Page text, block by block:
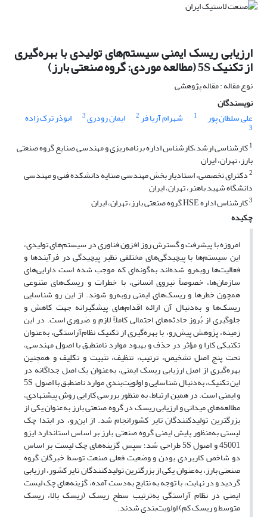
ارزیابی ریسک ایمنی سیستم‌های تولیدی با بهره‌گیری
از تکنیک 5S (مطالعه موردی: گروه صنعتی بارز)
نوع مقاله : مقاله پژوهشی
نویسندگان
علی سلطان پور
1 شهرام آریا فر2 ایمان رودری3 ابوذر ترک زاده
3
1کارشناسی ارشد،کارشناس اداره برنامه‌ریزی و مهندسی صنایع گروه صنعتی
بارز، تهران، ایران
2دکترای تخصصی، استادیار بخش مهندسی صنایه دانشکده فنی و مهندسی
دانشگاه شهید باهنر، تهران، ایران
3کارشناس اداره HSE گروه صنعتی بارز، تهران، ایران
چکیده
امروزه با پیشرفت و گسترش روز افزون فناوری در سیستم‌های تولیدی،
این سیستم‌ها با پیچیدگی‌های مختلفی نظیر پیچیدگی‌ در فرآیندها و
فعالیت‌ها روبه‌رو شده‌اند به‌گونه‌ای که موجب شده است دارایی‌های
سازمان‌ها، خصوصاً نیروی انسانی، با خطرات و ریسک‌های متنوعی
همچون خطرها و ریسک‌های ایمنی روبه‌رو شوند. از این رو شناسایی
ریسک‌ها و به‌دنبال آن ارائه اقدام‌های پیشگیرانه جهت کاهش و
جلوگیری از بُروز حادثه‌های احتمالی کاملاً لازم و ضروری است. در این
زمینه، پژوهش پیش‌رو، با بهره‌گیری از تکنیک نظام‌آراستگی، به‌عنوان
تکنیکی کارا و مؤثر در حذف و بهبود موارد نامنطبق با اصول مهندسی،
تحت پنج اصل تشخیص، ترتیب، تنظیف، تثبیت و تکلیف و همچنین
بهره‌گیری از اصل ارزیابی ریسک ایمنی، به‌عنوان یک اصل جداگانه در
این تکنیک، به‌دنبال شناسایی و اولویت‌بندی موارد نامنطبق با اصول 5S
و ایمنی است. در همین ارتباط، به منظور بررسی کارایی روش پیشنهادی،
مطالعه‌های میدانی و ارزیابی ریسک در گروه صنعتی بارز به‌عنوان یکی از
بزرگترین تولیدکنندگان تایر کشورانجام شد. از این‌رو، در ابتدا چک
لیستی به‌منظور پایش ایمنی گروه صنعتی بارز بر اساس استاندارد ایزو
45001 و اصول 5S طراحی شد؛ سپس گزینه‌های چک لیست بر اساس
دو شاخص کاربردی بودن و وضعیت فعلی صنعت توسط خبرگان گروه
صنعتی بارز، به‌عنوان یکی از بزرگترین تولیدکنندگان تایر کشور، ارزیابی
گردید و در نهایت، با توجه به نتایج به‌دست آمده، گزینه‌های چک لیست
ایمنی در نظام آراستگی به‌ترتیب سطح ریسک (ریسک بالا، ریسک
متوسط و ریسک کم) اولویت‌بندی شدند.